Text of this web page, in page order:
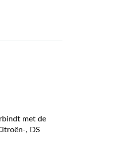
met de
, DS